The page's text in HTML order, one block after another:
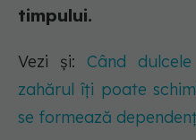
timpului.
Vezi și: Când
zahărul îți poate
se formează